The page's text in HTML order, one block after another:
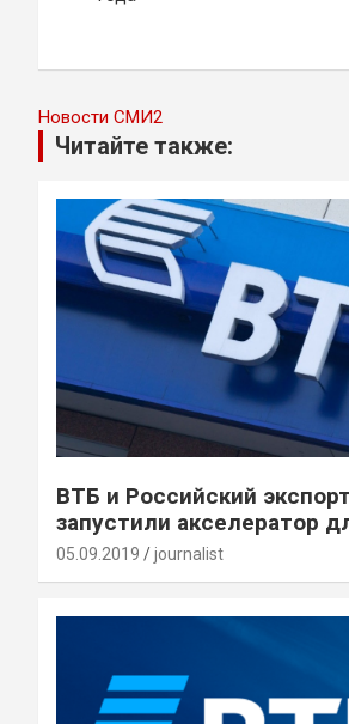
Новости СМИ2
Читайте также:
ВТБ и Российский
запустили акселератор
05.09.2019 journalist